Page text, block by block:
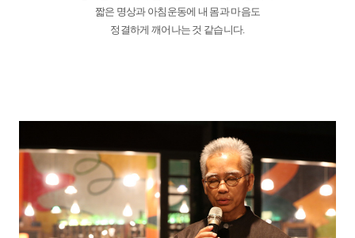
짧은 명상과 아침운동에 내 몸과 마음도
정결하게 깨어나는 것 같습니다.